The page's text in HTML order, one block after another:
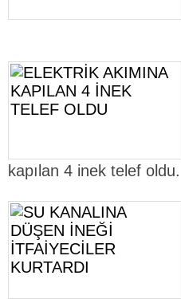
kapılan 4 inek telef oldu.